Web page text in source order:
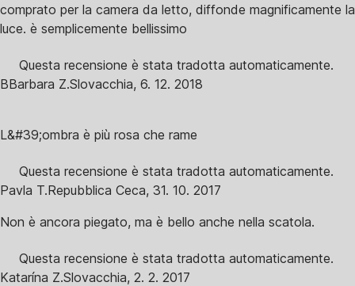
comprato per la camera da letto, diffonde magnificamente la
luce. è semplicemente bellissimo
Questa recensione è stata tradotta automaticamente.
BBarbara Z.Slovacchia, 6. 12. 2018
L&#39;ombra è più rosa che rame
Questa recensione è stata tradotta automaticamente.
Pavla T.Repubblica Ceca, 31. 10. 2017
Non è ancora piegato, ma è bello anche nella scatola.
Questa recensione è stata tradotta automaticamente.
Katarína Z.Slovacchia, 2. 2. 2017